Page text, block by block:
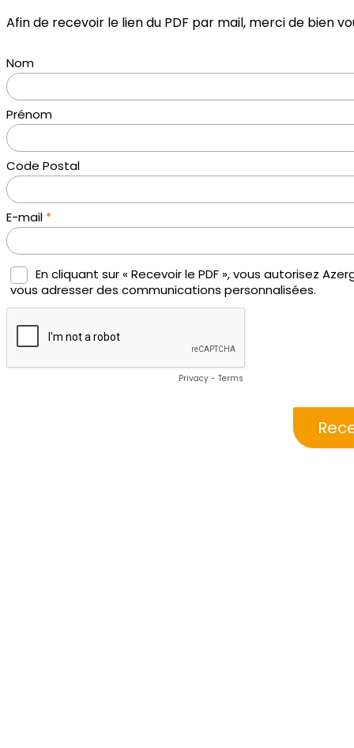
Afin de recevoir le lien du PDF par mail, merci de bien
Nom
Prénom
Code Postal
E-mail *
En cliquant sur « Recevoir le PDF », vous autorisez
vous adresser des communications personnalisées.
Privacy - Terms